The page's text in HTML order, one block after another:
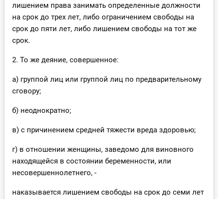
лишением права занимать определенные должности
на срок до трех лет, либо ограничением свободы на
срок до пяти лет, либо лишением свободы на тот же
срок.
2. То же деяние, совершенное:
а) группой лиц или группой лиц по предварительному
сговору;
б) неоднократно;
в) с причинением средней тяжести вреда здоровью;
г) в отношении женщины, заведомо для виновного
находящейся в состоянии беременности, или
несовершеннолетнего, -
наказывается лишением свободы на срок до семи лет